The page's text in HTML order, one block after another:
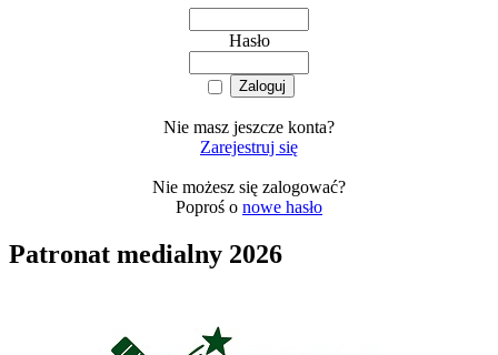
Hasło
Nie masz jeszcze konta?
Zarejestruj się
Nie możesz się zalogować?
Poproś o nowe hasło
Patronat medialny 2026